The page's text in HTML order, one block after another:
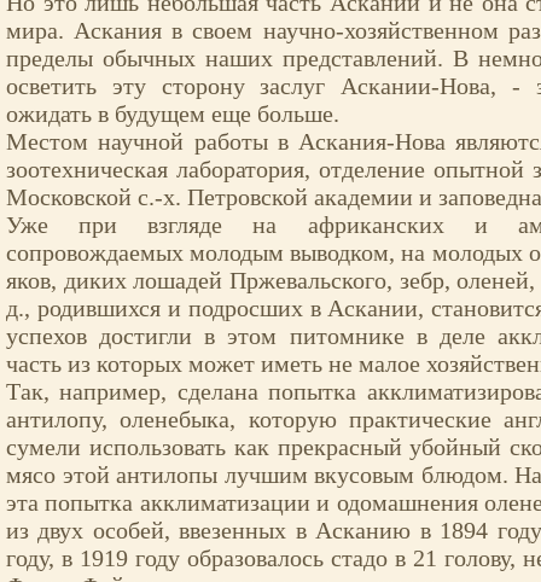
мира. Аскания в своем научно-хозяйственном
пределы обычных наших представлений. В
осветить эту сторону заслуг Аскании-Нова, -
ожидать в будущем еще больше.
Местом научной работы в Аскания-Нова
зоотехническая лаборатория, отделение опытной
Московской с.-х. Петровской академии и
Уже при взгляде на африканских и
сопровождаемых молодым выводком, на молодых
яков, диких лошадей Пржевальского, зебр,
д., родившихся и подросших в Аскании,
успехов достигли в этом питомнике в деле
часть из которых может иметь не малое
Так, например, сделана попытка
антилопу, оленебыка, которую практические
сумели использовать как прекрасный убойный
мясо этой антилопы лучшим вкусовым блюдом.
эта попытка акклиматизации и одомашнения
из двух особей, ввезенных в Асканию в 1894
году, в 1919 году образовалось стадо в 21